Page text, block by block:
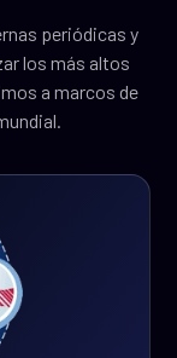
periódicas y
los más altos
a marcos de